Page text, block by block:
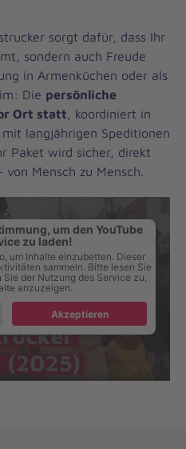
sorgt dafür, dass Ihr
sondern auch Freude
in Armenküchen oder als
Die persönliche
Ort statt , koordiniert in
langjährigen Speditionen
Paket wird sicher, direkt
Mensch zu Mensch.
um den YouTube
zu laden!
um Inhalte einzubetten. Dieser
sammeln. Bitte lesen Sie
der Nutzung des Service zu,
anzuzeigen.
Akzeptieren